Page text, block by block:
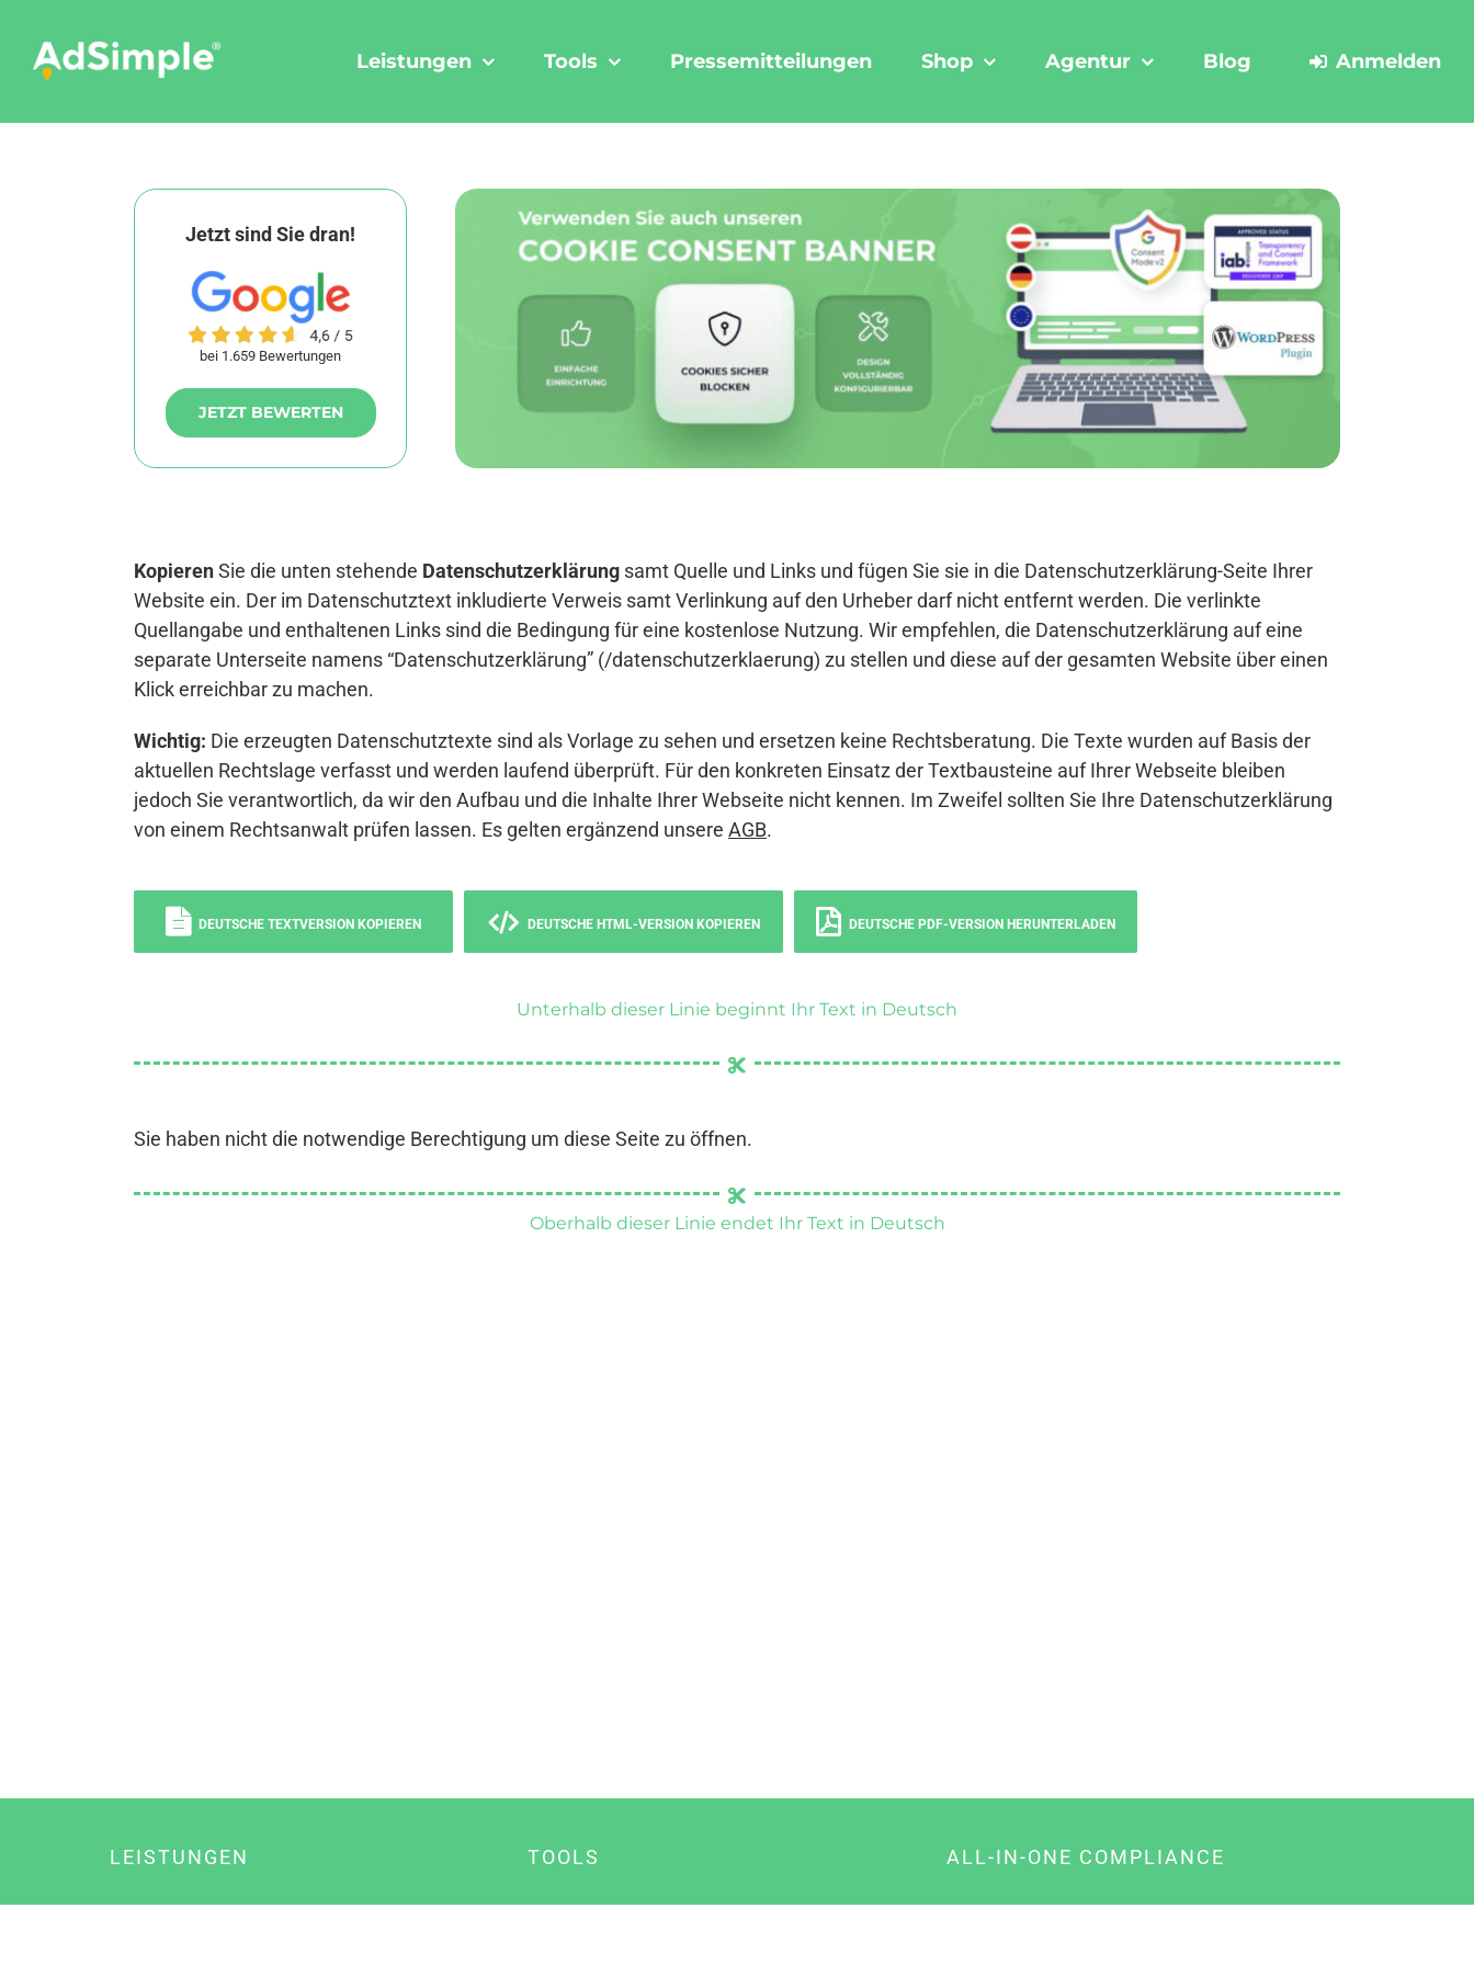
content
Leistungen Tools Pressemitteilungen Shop Agentur Blog Anmelden
Jetzt sind Sie dran!
bei 1.659 Bewertungen
JETZT BEWERTEN
KopierenSie die unten stehende Datenschutzerklärung samt Quelle und Links und fügen Sie sie in die Datenschutzerklärung-Seite Ihrer
Website ein. Der im Datenschutztext inkludierte Verweis samt Verlinkung auf den Urheber darf nicht entfernt werden. Die verlinkte
Quellangabe und enthaltenen Links sind die Bedingung für eine kostenlose Nutzung. Wir empfehlen, die Datenschutzerklärung auf eine
separate Unterseite namens “Datenschutzerklärung” (/datenschutzerklaerung) zu stellen und diese auf der gesamten Website über einen
Klick erreichbar zu machen.
Wichtig: Die erzeugten Datenschutztexte sind als Vorlage zu sehen und ersetzen keine Rechtsberatung. Die Texte wurden auf Basis der
aktuellen Rechtslage verfasst und werden laufend überprüft. Für den konkreten Einsatz der Textbausteine auf Ihrer Webseite bleiben
jedoch Sie verantwortlich, da wir den Aufbau und die Inhalte Ihrer Webseite nicht kennen. Im Zweifel sollten Sie Ihre Datenschutzerklärung
von einem Rechtsanwalt prüfen lassen. Es gelten ergänzend unsere AGB.
DEUTSCHE TEXTVERSION KOPIEREN DEUTSCHE HTML-VERSION KOPIEREN DEUTSCHE PDF-VERSION HERUNTERLADEN
Unterhalb dieser Linie beginnt Ihr Text in Deutsch
Sie haben nicht die notwendige Berechtigung um diese Seite zu öffnen.
Oberhalb dieser Linie endet Ihr Text in Deutsch
LEISTUNGEN TOOLS ALL-IN-ONE COMPLIANCE